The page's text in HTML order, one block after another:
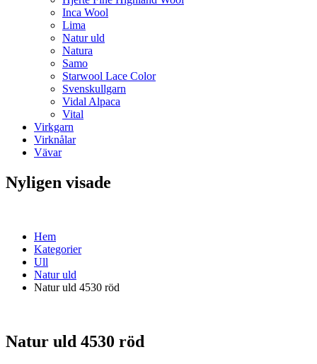
Inca Wool
Lima
Natur uld
Natura
Samo
Starwool Lace Color
Svenskullgarn
Vidal Alpaca
Vital
Virkgarn
Virknålar
Vävar
Nyligen visade
Hem
Kategorier
Ull
Natur uld
Natur uld 4530 röd
Natur uld 4530 röd